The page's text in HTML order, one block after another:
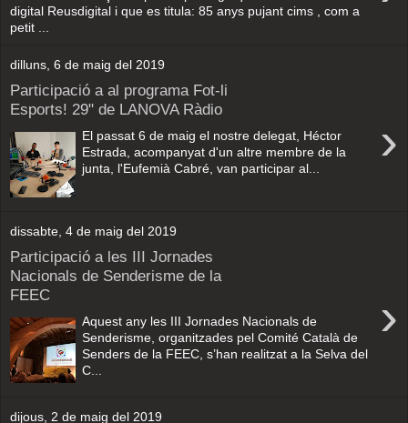
digital Reusdigital i que es titula: 85 anys pujant cims , com a
petit ...
dilluns, 6 de maig del 2019
Participació a al programa Fot-li
Esports! 29" de LANOVA Ràdio
›
El passat 6 de maig el nostre delegat, Héctor
Estrada, acompanyat d'un altre membre de la
junta, l'Eufemià Cabré, van participar al...
dissabte, 4 de maig del 2019
Participació a les III Jornades
Nacionals de Senderisme de la
FEEC
›
Aquest any les III Jornades Nacionals de
Senderisme, organitzades pel Comité Català de
Senders de la FEEC, s’han realitzat a la Selva del
C...
dijous, 2 de maig del 2019